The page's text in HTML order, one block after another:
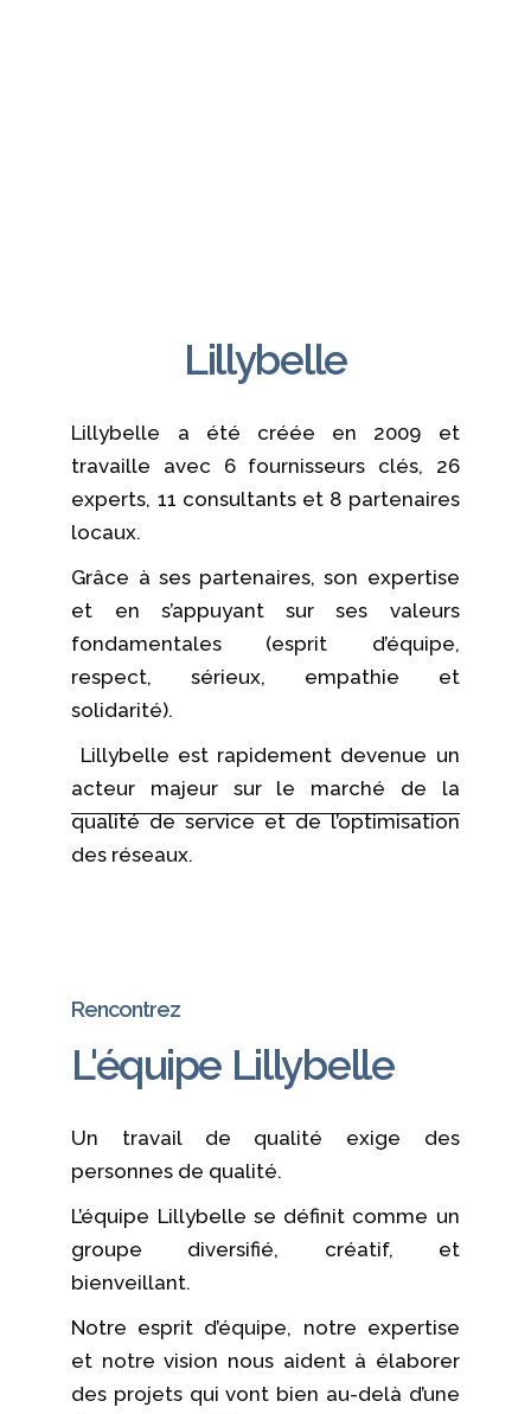
Lillybelle
Lillybelle a été créée en 2009 et
travaille avec 6 fournisseurs clés, 26
experts, 11 consultants et 8 partenaires
locaux.
Grâce à ses partenaires, son expertise
et en s’appuyant sur ses valeurs
fondamentales (esprit d’équipe,
respect, sérieux, empathie et
solidarité).
Lillybelle est rapidement devenue un
acteur majeur sur le marché de la
qualité de service et de l’optimisation
des réseaux.
Rencontrez
L'équipe Lillybelle
Un travail de qualité exige des
personnes de qualité.
L’équipe Lillybelle se définit comme un
groupe diversifié, créatif, et
bienveillant.
Notre esprit d’équipe, notre expertise
et notre vision nous aident à élaborer
des projets qui vont bien au-delà d’une